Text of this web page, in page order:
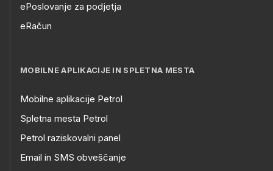
ePoslovanje za podjetja
eRačun
MOBILNE APLIKACIJE IN SPLETNA MESTA
Mobilne aplikacije Petrol
Spletna mesta Petrol
Petrol raziskovalni panel
Email in SMS obveščanje